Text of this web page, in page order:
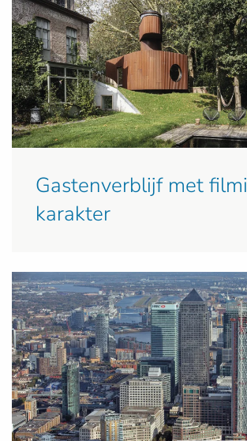
Gastenverblijf met
karakter